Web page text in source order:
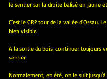
le sentier sur la droite balisé en jaune
C'est le GRP tour de la vallée d'Ossau.
bien visible.
A la sortie du bois, continuer toujours
sentier.
Normalement, en été, on le suit jusqu'à